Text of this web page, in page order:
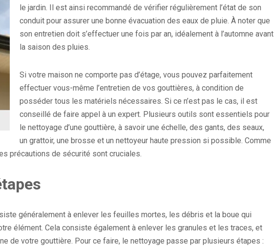
le jardin. Il est ainsi recommandé de vérifier régulièrement l’état de son
conduit pour assurer une bonne évacuation des eaux de pluie. À noter que
son entretien doit s’effectuer une fois par an, idéalement à l’automne avant
la saison des pluies.
Si votre maison ne comporte pas d’étage, vous pouvez parfaitement
effectuer vous-même l’entretien de vos gouttières, à condition de
posséder tous les matériels nécessaires. Si ce n’est pas le cas, il est
conseillé de faire appel à un expert. Plusieurs outils sont essentiels pour
le nettoyage d’une gouttière, à savoir une échelle, des gants, des seaux,
un grattoir, une brosse et un nettoyeur haute pression si possible. Comme
précautions de sécurité sont cruciales.
généralement à enlever les feuilles mortes, les débris et la boue qui
élément. Cela consiste également à enlever les granules et les traces, et
de votre gouttière. Pour ce faire, le nettoyage passe par plusieurs étapes :